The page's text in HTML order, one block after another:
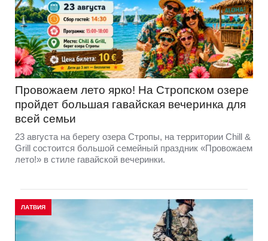
Провожаем лето ярко! На Стропском озере
пройдет большая гавайская вечеринка для
всей семьи
23 августа на берегу озера Стропы, на территории Chill &
Grill состоится большой семейный праздник «Провожаем
лето!» в стиле гавайской вечеринки.
ЛАТВИЯ